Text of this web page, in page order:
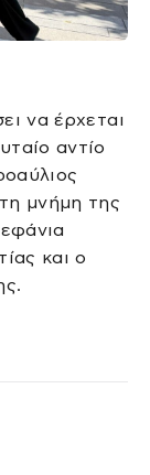
να έρχεται
αντίο
μνήμη της
και ο